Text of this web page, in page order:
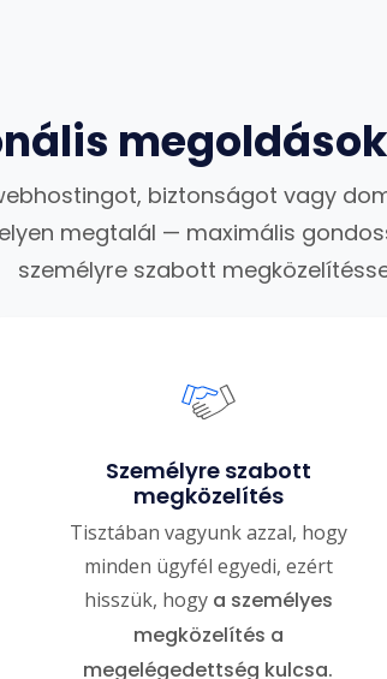
biztonságot vagy
megtalál — maximális
személyre szabott
Személyre szabott
megközelítés
Tisztában vagyunk azzal, hogy
minden ügyfél egyedi, ezért
hisszük, hogy a személyes
megközelítés a
megelégedettség kulcsa.